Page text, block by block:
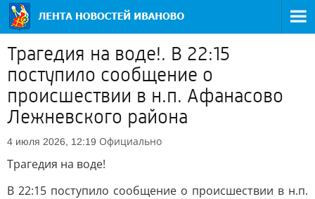
Трагедия на воде!. В 22:15
поступило сообщение о
происшествии в н.п. Афанасово
Лежневского района
4 июля 2026, 12:19 Официально
Трагедия на воде!
В 22:15 поступило сообщение о происшествии в н.п.